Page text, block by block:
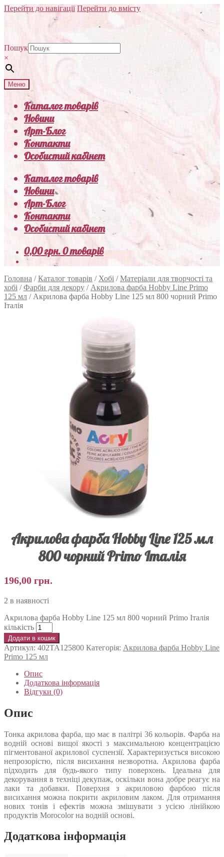
Перейти до навігації Перейти до вмісту
Пошук
×
Меню
Каталог товарів
Новини
Арт-Блог
Контакти
Особистий кабінет
Каталог товарів
Новини
Арт-Блог
Контакти
Особистий кабінет
0,00грн.0 товарів
Головна /Каталог товарів / Хобі /Матеріали для творчості та
хобі /Фарби для декору / Акрилова фарба Hobby Line Primo
125 мл / Акрилова фарба Hobby Line 125 мл 800 чорний Primo
Італія
Акрилова фарба Hobby Line 125 мл
800 чорний Primo Італія
196,00 грн.
2 в наявності
Акрилова фарба Hobby Line 125 мл 800 чорний Primo Італія
кількість
Додати в кошик
Артикул: 402TA125800 Категорія: Акрилова фарба Hobby Line
Primo 125 мл
Опис
Додаткова інформація
Відгуки (0)
Опис
Тонка акрилова фарба, що має в палітрі 36 кольорів. Фарба на
водній основі вищої якості з максимальною концентрацією
пігментованої акрилової суспензії. Характеризується високою
непрозорістю, після висихання незворотна. Акрилова фарба
підходить для будь-якого типу поверхонь. Ідеальна для
декорування в техніці декупаж, оскільки вона добре реагує на
лаки та добавки. Поверхня з акриловою фарбою після
висихання можна покрити акриловим лаком. Для отримання
нових тонів і ефектів можна змішувати з усією лінійкою
продуктів Morocolor на водній основі.
Додаткова інформація